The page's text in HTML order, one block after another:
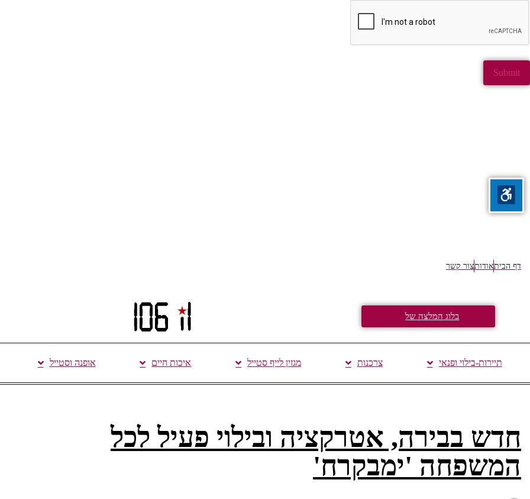
דף הביתאודותצור קשר
בלוג המלצה של
תיירות-בילוי ופנאי צרכנות מגזין לייף סטייל איכות חיים אופנה וסטייל
חדש בבירה, אטרקציה ובילוי פעיל לכל
המשפחה 'ימבקרח'